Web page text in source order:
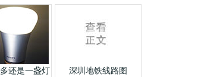
还是一盏灯
深圳地铁线路图